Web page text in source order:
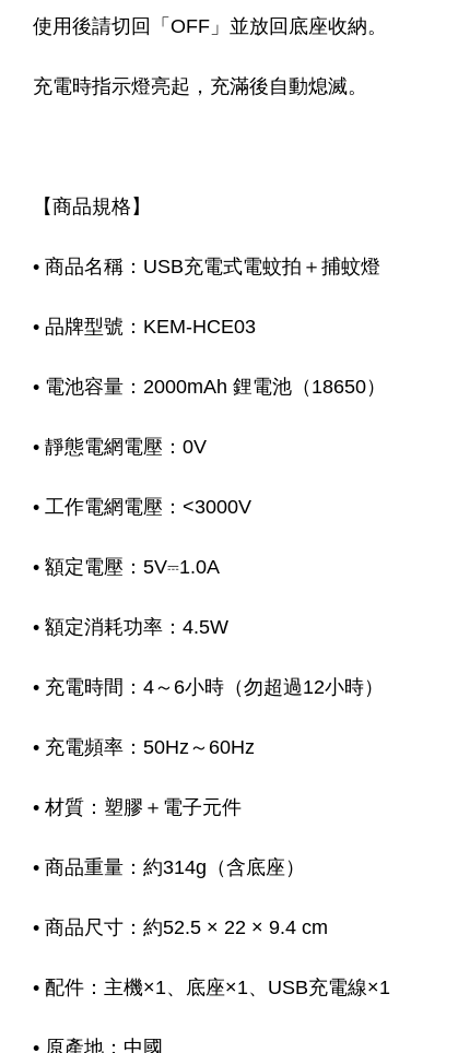
使用後請切回「OFF」並放回底座收納。
充電時指示燈亮起，充滿後自動熄滅。
【商品規格】
• 商品名稱：USB充電式電蚊拍＋捕蚊燈
• 品牌型號：KEM-HCE03
• 電池容量：2000mAh 鋰電池（18650）
• 靜態電網電壓：0V
• 工作電網電壓：<3000V
• 額定電壓：5V⎓1.0A
• 額定消耗功率：4.5W
• 充電時間：4～6小時（勿超過12小時）
• 充電頻率：50Hz～60Hz
• 材質：塑膠＋電子元件
• 商品重量：約314g（含底座）
• 商品尺寸：約52.5 × 22 × 9.4 cm
• 配件：主機×1、底座×1、USB充電線×1
• 原產地：中國